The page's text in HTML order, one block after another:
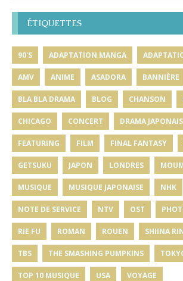
ÉTIQUETTES
90'S ADAPTATION MANGA
AMV ANIME ASADORA BANNIÈRE
BLA BLA DRAMA BLOG CHANSON
CHICAGO CONCERT DRAMA JAPONAIS
FEATURING FILM FINAL FANTASY
GETSUKU JAPON LONDRES
MUSIQUE MUSIQUE JAPONAISE NHK
NOTE DE SERVICE NTV OST
RIE FU ROMAN ROUEN SHIINA
TBS THE SMASHING PUMPKINS
TOP 10 MUSIQUE USA VOYAGE